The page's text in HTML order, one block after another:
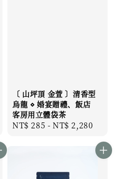
〔 山坪頂 金萱 〕清香型
烏龍 ⋄ 婚宴贈禮、飯店
客房用立體袋茶
Regular
NT$ 285 -NT$ 2,280